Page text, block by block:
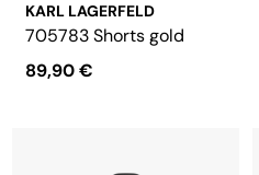
KARL LAGERFELD
705783 Shorts gold
89,90 €